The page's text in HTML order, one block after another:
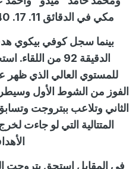
مكي في الدقائق 11. 17. 40. 42 في الشوط الثاني.
بينما سجل كوفي بيكوي
الدقيقة 92 من
للمستوي العالي الذي ظهر
الفوز من الشوط الأول
الثاني وتلاعب ببتروجت
المتتالية التي لو جاءت
في المقابل استحق بتروجت